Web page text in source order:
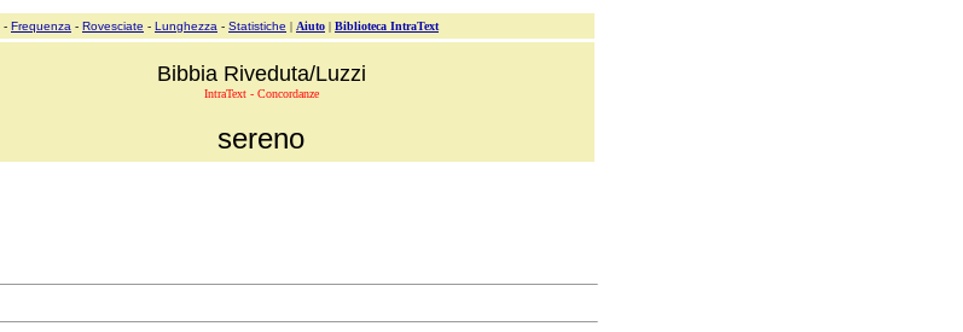
- Frequenza - Rovesciate - Lunghezza - Statistiche | Aiuto | Biblioteca IntraText
Bibbia Riveduta/Luzzi
IntraText - Concordanze
sereno